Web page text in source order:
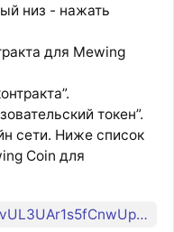
низ - нажать
для Mewing
токен”.
сети. Ниже список
Coin для
9bxaVJmUwSc71j8Z2pvUL3UAr1s5fCnwUpvYhqV9jtmw